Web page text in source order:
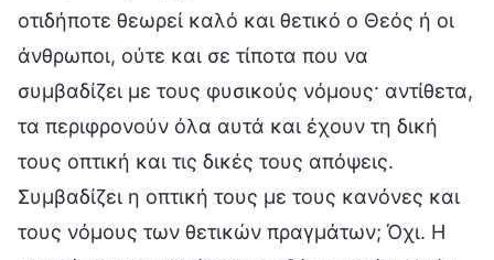
οτιδήποτε θεωρεί καλό και θετικό ο Θεός ή οι
άνθρωποι, ούτε και σε τίποτα που να
συμβαδίζει με τους φυσικούς νόμους· αντίθετα,
τα περιφρονούν όλα αυτά και έχουν τη δική
τους οπτική και τις δικές τους απόψεις.
Συμβαδίζει η οπτική τους με τους κανόνες και
τους νόμους των θετικών πραγμάτων; Όχι. Η